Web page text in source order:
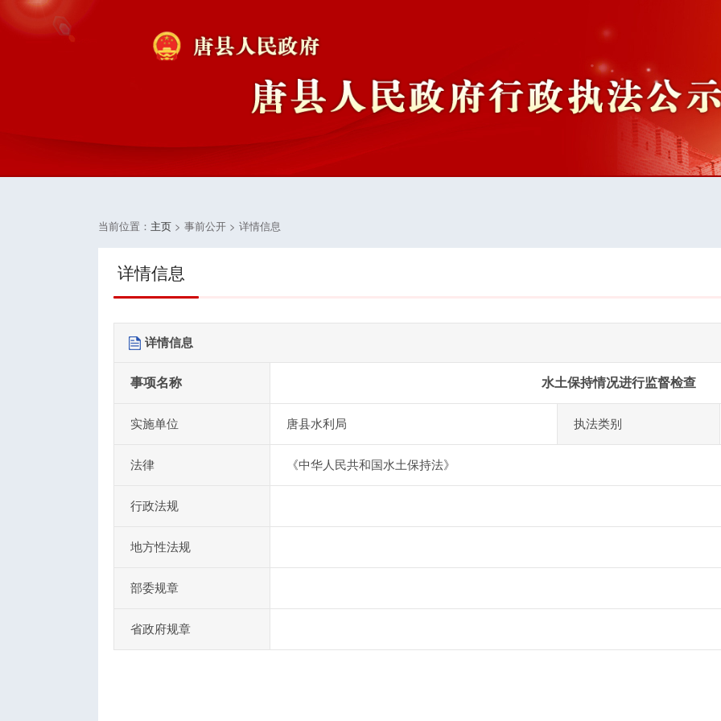
当前位置： 主页 > 事前公开 > 详情信息
详情信息
详情信息
事项名称 水土保持情况进行监督检查
实施单位 唐县水利局 执法类别
法律 《中华人民共和国水土保持法》
行政法规
地方性法规
部委规章
省政府规章